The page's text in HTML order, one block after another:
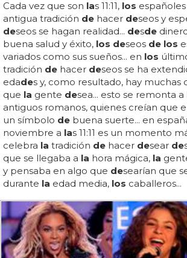
Cada vez que son las 11:11, los
antigua tradición de hacer deseos y
deseos se hagan realidad... desde
buena salud y éxito, los deseos de los
variados como sus sueños... en los
tradición de hacer deseos se ha
edades y, como resultado, hay muchas
que la gente desea... esto se remonta a
antiguos romanos, quienes creían que
un símbolo de buena suerte... en
noviembre a las 11:11 es un momento
celebra la tradición de hacer desear de
que se llegaba a la hora mágica, la
y pensaba en algo que desearían que
durante la edad media, los caballeros...